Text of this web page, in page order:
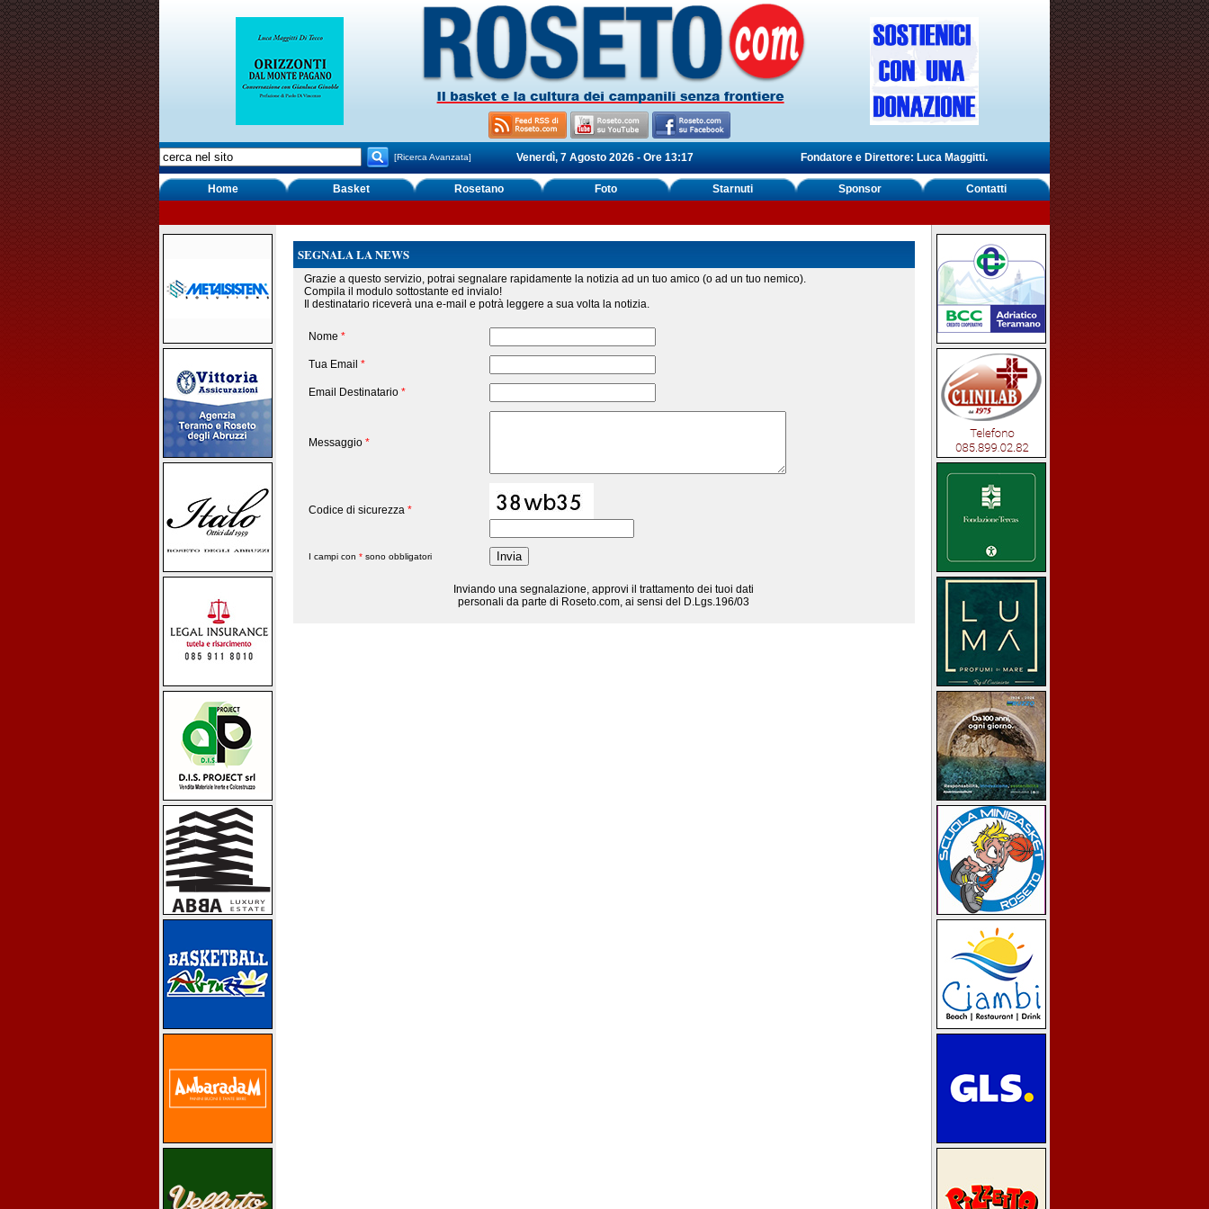
[Ricerca Avanzata] Venerdì, 7 Agosto 2026 - Ore 13:17 Fondatore e Direttore: Luca Maggitti.
Home Basket Rosetano Foto Starnuti Sponsor Contatti
SEGNALA LA NEWS
Grazie a questo servizio, potrai segnalare rapidamente la notizia ad un tuo amico (o ad un tuo nemico).
Compila il modulo sottostante ed invialo!
Il destinatario riceverà una e-mail e potrà leggere a sua volta la notizia.
Nome *
Tua Email *
Email Destinatario *
Messaggio *
Codice di sicurezza *
I campi con *sono obbligatori
Inviando una segnalazione, approvi il trattamento dei tuoi dati
personali da parte di Roseto.com, ai sensi del D.Lgs.196/03